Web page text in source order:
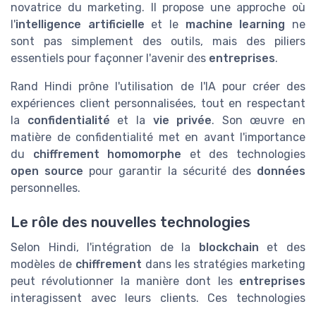
novatrice du marketing. Il propose une approche où
l'intelligence artificielle et le machine learning ne
sont pas simplement des outils, mais des piliers
essentiels pour façonner l'avenir des entreprises.
Rand Hindi prône l'utilisation de l'IA pour créer des
expériences client personnalisées, tout en respectant
la confidentialité et la vie privée. Son œuvre en
matière de confidentialité met en avant l'importance
du chiffrement homomorphe et des technologies
open source pour garantir la sécurité des données
personnelles.
Le rôle des nouvelles technologies
Selon Hindi, l'intégration de la blockchain et des
modèles de chiffrement dans les stratégies marketing
peut révolutionner la manière dont les entreprises
interagissent avec leurs clients. Ces technologies